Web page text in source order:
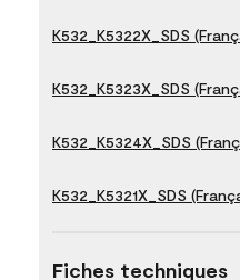
K532_K5322X_SDS
K532_K5323X_SDS
K532_K5324X_SDS
K532_K5321X_SDS
Fiches techniques